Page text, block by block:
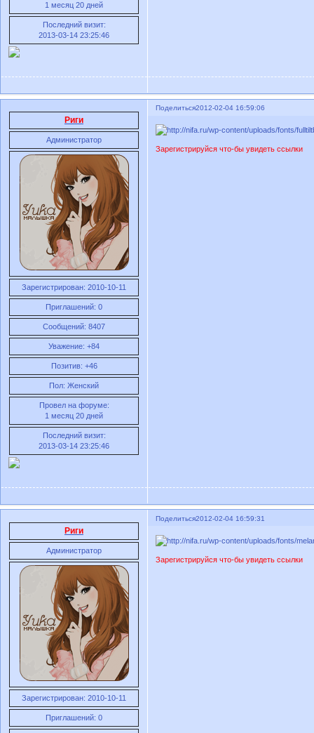
1 месяц 20 дней
Последний визит:
2013-03-14 23:25:46
Поделиться2012-02-04 16:59:06
Риги
Администратор
Зарегистрирован: 2010-10-11
Приглашений: 0
Сообщений: 8407
Уважение: +84
Позитив: +46
Пол: Женский
Провел на форуме:
1 месяц 20 дней
Последний визит:
2013-03-14 23:25:46
Зарегистрируйся что-бы увидеть ссылки
Поделиться2012-02-04 16:59:31
Риги
Администратор
Зарегистрирован: 2010-10-11
Приглашений: 0
Зарегистрируйся что-бы увидеть ссылки